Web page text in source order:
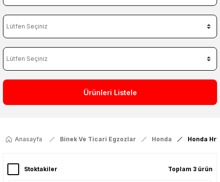
Ürünleri Listele
Anasayfa Binek Ve Ticari Egzozlar Honda Honda Hrv
Stoktakiler Toplam 3 ürün